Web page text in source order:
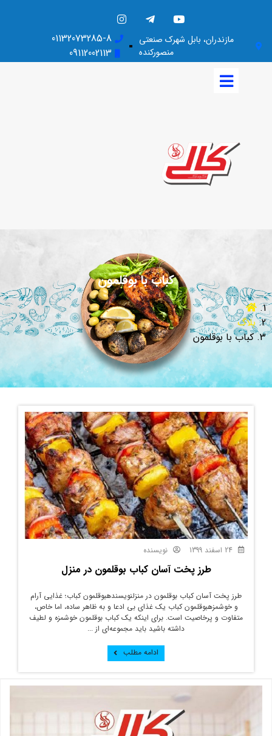
مازندران، بابل شهرک صنعتی
منصورکنده
01132073285-8
09112002113
کباب با بوقلمون
بلاگ
کباب با بوقلمون
نویسنده
طرز پخت آسان کباب بوقلمون در منزل
طرز پخت آسان کباب بوقلمون در منزلنویسندهبوقلمون کباب؛ غذایی آرام
و خوشمزهبوقلمون کباب یک غذای بی ادعا و به ظاهر ساده، اما خاص،
متفاوت و پرخاصیت است. برای اینکه یک کباب بوقلمون خوشمزه و لطیف
داشته باشید باید مجموعه‌ای از ...
ادامه مطلب